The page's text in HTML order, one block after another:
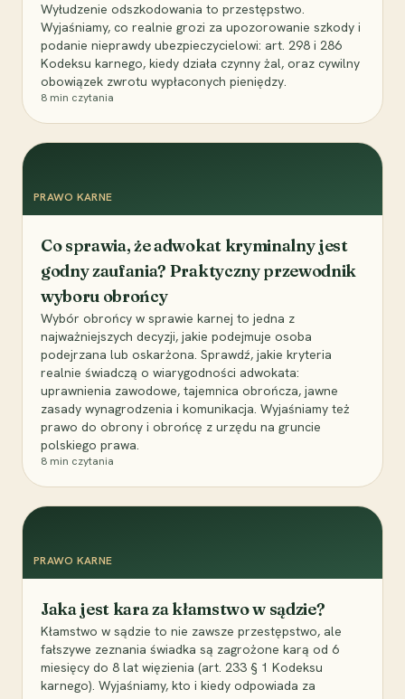
Wyłudzenie odszkodowania to przestępstwo.
Wyjaśniamy, co realnie grozi za upozorowanie szkody i
podanie nieprawdy ubezpieczycielowi: art. 298 i 286
Kodeksu karnego, kiedy działa czynny żal, oraz cywilny
obowiązek zwrotu wypłaconych pieniędzy.
8 min czytania
PRAWO KARNE
Co sprawia, że adwokat kryminalny jest
godny zaufania? Praktyczny przewodnik
wyboru obrońcy
Wybór obrońcy w sprawie karnej to jedna z
najważniejszych decyzji, jakie podejmuje osoba
podejrzana lub oskarżona. Sprawdź, jakie kryteria
realnie świadczą o wiarygodności adwokata:
uprawnienia zawodowe, tajemnica obrończa, jawne
zasady wynagrodzenia i komunikacja. Wyjaśniamy też
prawo do obrony i obrońcę z urzędu na gruncie
polskiego prawa.
8 min czytania
PRAWO KARNE
Jaka jest kara za kłamstwo w sądzie?
Kłamstwo w sądzie to nie zawsze przestępstwo, ale
fałszywe zeznania świadka są zagrożone karą od 6
miesięcy do 8 lat więzienia (art. 233 § 1 Kodeksu
karnego). Wyjaśniamy, kto i kiedy odpowiada za